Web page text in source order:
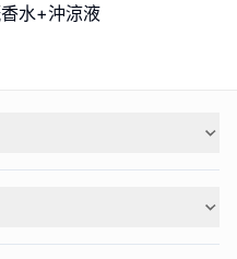
水+沖涼液